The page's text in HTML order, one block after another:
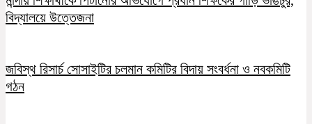
বিদ্যালয়ে উত্তেজনা
জবিস্থ রিসার্চ সোসাইটির চলমান কমিটির বিদায় সংবর্ধনা ও নবকমিটি
গঠন